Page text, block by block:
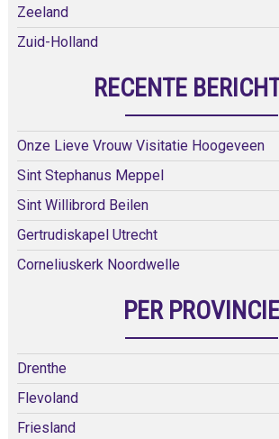
Zeeland
Zuid-Holland
RECENTE
Onze Lieve Vrouw Visitatie Hoogeveen
Sint Stephanus Meppel
Sint Willibrord Beilen
Gertrudiskapel Utrecht
Corneliuskerk Noordwelle
PER PROVINCIE
Drenthe
Flevoland
Friesland